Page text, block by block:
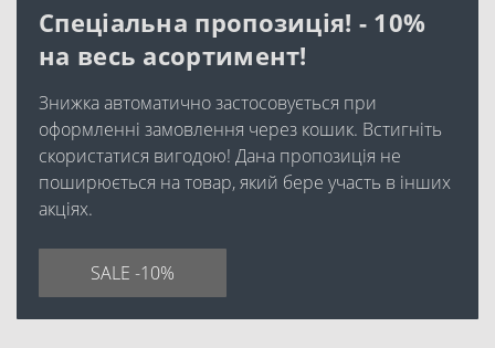
Спеціальна пропозиція! - 10%
на весь асортимент!
Знижка автоматично застосовується при
оформленні замовлення через кошик. Встигніть
скористатися вигодою! Дана пропозиція не
поширюється на товар, який бере участь в інших
акціях.
SALE -10%